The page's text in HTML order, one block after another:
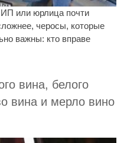
или юрлица почти
черосы, которые
важны: кто вправе
вина, белого
вина и мерло вино